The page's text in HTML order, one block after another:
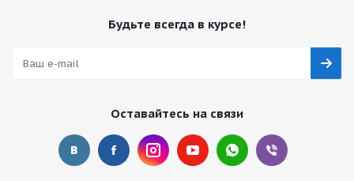
Будьте всегда в курсе!
Оставайтесь на связи